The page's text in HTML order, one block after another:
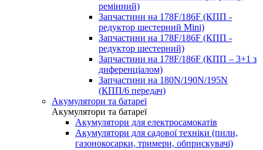
ремінний)
Запчастини на 178F/186F (КПП -
редуктор шестерний Mini)
Запчастини на 178F/186F (КПП -
редуктор шестерний)
Запчастини на 178F/186F (КПП – 3+1 з
диференціалом)
Запчастини на 180N/190N/195N
(КПП/6 передач)
Акумулятори та батареї
Акумулятори та батареї
Акумулятори для електросамокатів
Акумулятори для садової техніки (пили,
газонокосарки, тримери, обприскувачі)